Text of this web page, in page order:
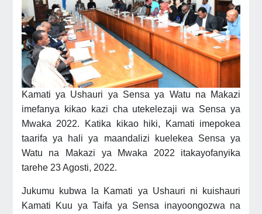
Kamati ya Ushauri ya Sensa ya Watu na Makazi
imefanya kikao kazi cha utekelezaji wa Sensa ya
Mwaka 2022. Katika kikao hiki, Kamati imepokea
taarifa ya hali ya maandalizi kuelekea Sensa ya
Watu na Makazi ya Mwaka 2022 itakayofanyika
tarehe 23 Agosti, 2022.
Jukumu kubwa la Kamati ya Ushauri ni kuishauri
Kamati Kuu ya Taifa ya Sensa inayoongozwa na